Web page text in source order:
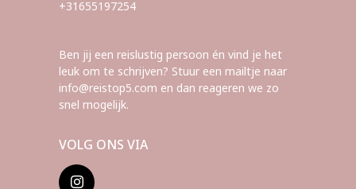
+31655197254
Ben jij een reislustig persoon én vind je het
leuk om te schrijven? Stuur een mailtje naar
info@reistop5.com en dan reageren we zo
snel mogelijk.
VOLG ONS VIA